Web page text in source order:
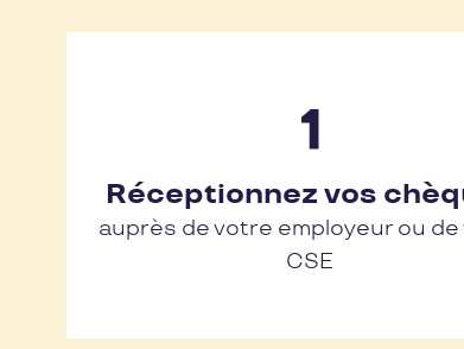
Réceptionnez vos
auprès de votre employeur ou
CSE